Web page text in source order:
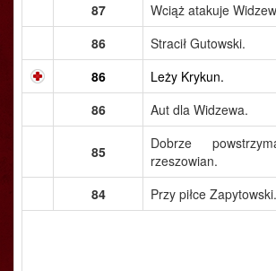
87
Wciąż atakuje
86
Stracił Gutowski.
86
Leży Krykun.
86
Aut dla Widzewa.
85
Dobrze
rzeszowian.
84
Przy piłce Zapytowski.